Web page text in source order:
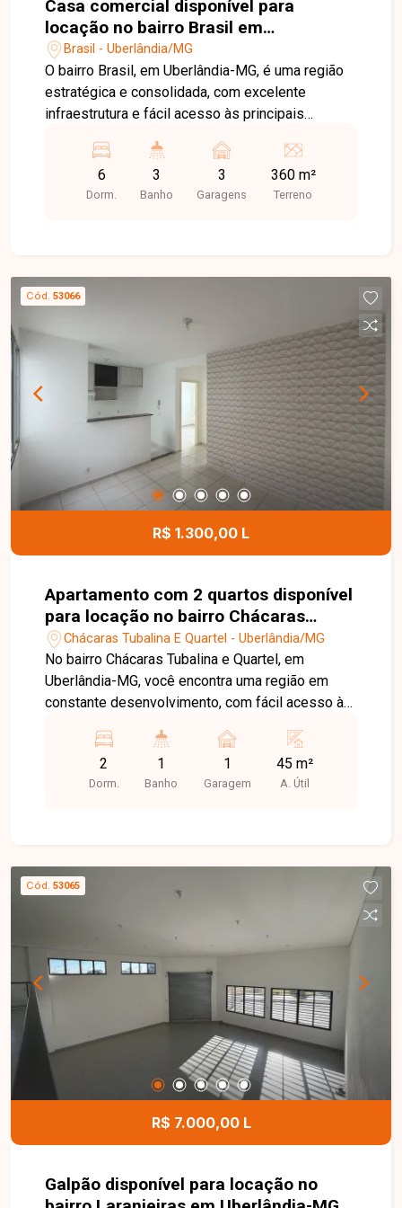
Casa comercial disponível para
locação no bairro Brasil em
Uberlândia-MG
Brasil - Uberlândia/MG
O bairro Brasil, em Uberlândia-MG, é uma região
estratégica e consolidada, com excelente
infraestrutura e fácil acesso às principais
com ampla oferta de comércios, bancos,
restaurantes, escolas e serviços, sendo uma
excelente localização para empresas e
04 salas de atendimento, banheiros masculino e
feminino, cozinha, área de serviço e espaço
gourmet com churrasqueira. Como diferencial, o
imóvel dispõe de uma edícula completa com
sala, 02 quartos, banheiro, cozinha e lavanderia,
oferecendo versatilidade para diversas
atividades comerciais. Uma excelente opção para
clínicas, escritórios, escolas, consultórios ou
empresas que buscam um imóvel amplo,
funcional e muito bem localizado. Entre em
contato para mais informações e agende uma
visita para conhecer esta excelente oportunidade
6
Dorm.
3
Banho
3
Garagens
360 m²
Terreno
Cód. 53066
R$ 1.300,00 L
Apartamento com 2 quartos disponível
para locação no bairro Chácaras
Tubalina E Quartel em Uberlândia-MG
Chácaras Tubalina E Quartel - Uberlândia/MG
No bairro Chácaras Tubalina e Quartel, em
Uberlândia-MG, você encontra uma região em
constante desenvolvimento, com fácil acesso às
supermercados, escolas, farmácias e diversos
comércios, proporcionando praticidade e
qualidade de vida. Apartamento disponível para
1 vaga de garagem. Os ambientes são bem
distribuídos, oferecendo conforto e
funcionalidade para o dia a dia. O condomínio
dispõe de portaria 24 horas, playground, quadra
esportiva e quiosque com churrasqueira,
proporcionando mais segurança, lazer e
comodidade para toda a família. Uma excelente
oportunidade para quem busca um apartamento
bem localizado, com condomínio completo e
ótimo custo-benefício. Entre em contato e
agende sua visita!
2
Dorm.
1
Banho
1
Garagem
45 m²
A. Útil
Cód. 53065
R$ 7.000,00 L
Galpão disponível para locação no